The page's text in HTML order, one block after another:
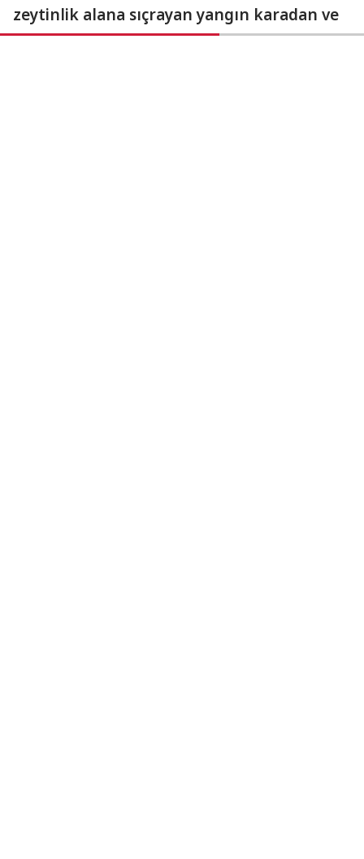
zeytinlik alana sıçrayan yangın karadan ve
havadan müdahaleyle kontrol altına alındı.